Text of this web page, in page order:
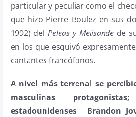
particular y peculiar como el
que hizo Pierre Boulez en sus
1992) del Peleas y Melisandede
en los que esquivó
cantantes francófonos.
A nivel más terrenal se
masculinas
estadounidenses
Brandon